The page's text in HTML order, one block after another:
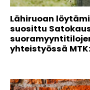
Lähiruoan
suosittu
yhteistyössä